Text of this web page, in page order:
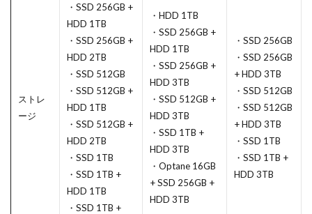
ストレ
ージ
・SSD 256GB +
HDD 1TB
・SSD 256GB +
HDD 2TB
・SSD 512GB
・SSD 512GB +
HDD 1TB
・SSD 512GB +
HDD 2TB
・SSD 1TB
・SSD 1TB +
HDD 1TB
・SSD 1TB +
・HDD 1TB
・SSD 256GB +
HDD 1TB
・SSD 256GB +
HDD 3TB
・SSD 512GB +
HDD 3TB
・SSD 1TB +
HDD 3TB
・Optane 16GB
+ SSD 256GB +
HDD 3TB
・SSD 256GB
・SSD 256GB
+ HDD 3TB
・SSD 512GB
・SSD 512GB
+ HDD 3TB
・SSD 1TB
・SSD 1TB +
HDD 3TB